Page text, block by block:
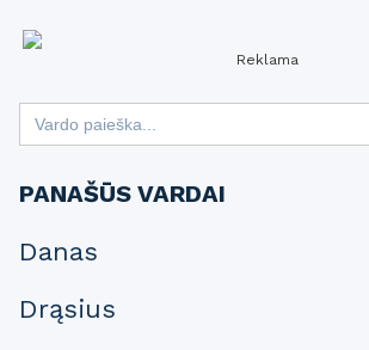
Reklama
Search
for:
PANAŠŪS VARDAI
Danas
Drąsius